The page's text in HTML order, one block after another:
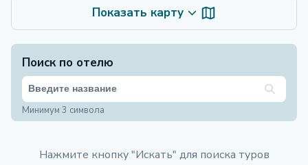
Показать карту
Поиск по отелю
Минимум 3 символа
Нажмите кнопку "Искать" для поиска туров